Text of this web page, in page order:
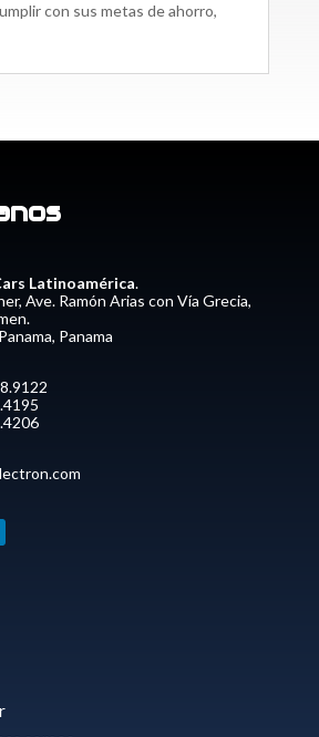
con sus metas de ahorro,
Latinoamérica.
Ave. Ramón Arias con Vía Grecia,
Panama